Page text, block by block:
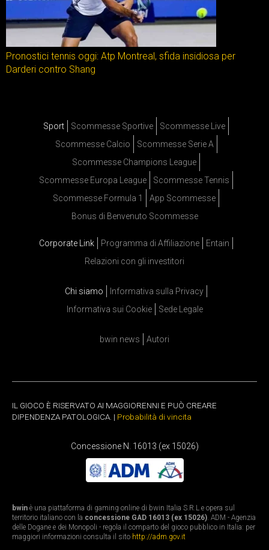
Pronostici tennis oggi: Atp Montreal, sfida insidiosa per
Darderi contro Shang
Sport Scommesse Sportive
Scommesse Live
Scommesse Calcio
Scommesse Serie A
Scommesse Champions League
Scommesse Europa League
Scommesse Tennis
Scommesse Formula 1
App Scommesse
Bonus di Benvenuto Scommesse
Corporate Link Programma di Affiliazione
Entain
Relazioni con gli investitori
Chi siamo
Informativa sulla Privacy
Informativa sui Cookie
Sede Legale
bwin news Autori
IL GIOCO È RISERVATO AI MAGGIORENNI E PUÒ CREARE
DIPENDENZA PATOLOGICA. | Probabilità di vincita
Concessione N. 16013 (ex 15026)
bwin è una piattaforma di gaming online di bwin Italia S.R.L e opera sul
territorio italiano con la concessione GAD 16013 (ex 15026). ADM - Agenzia
delle Dogane e dei Monopoli - regola il comparto del gioco pubblico in Italia: per
maggiori informazioni consulta il sito http://adm.gov.it